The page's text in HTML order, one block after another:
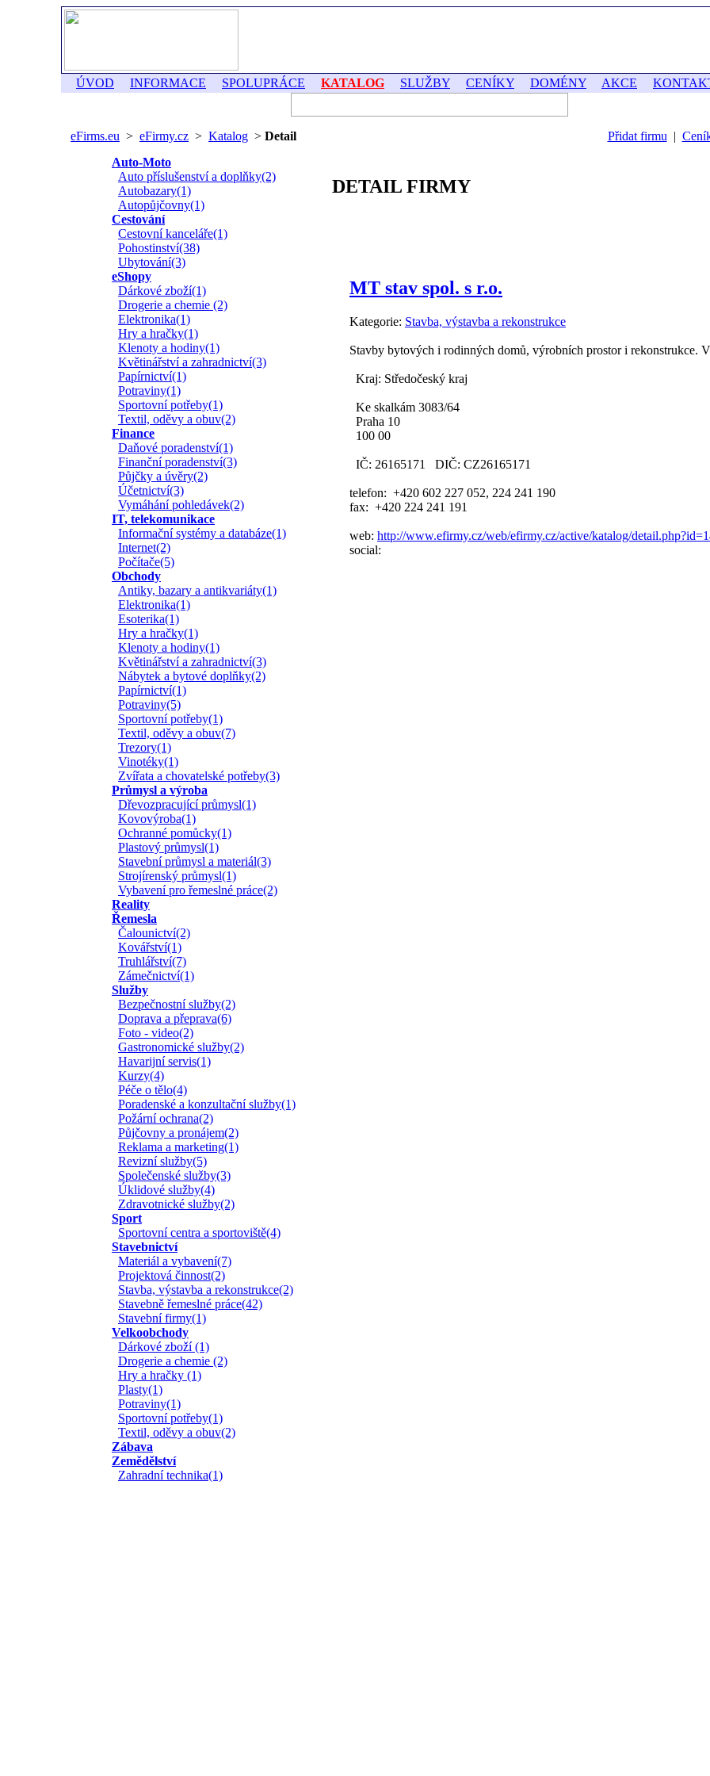
ÚVOD INFORMACE SPOLUPRÁCE KATALOG SLUŽBY CENÍKY DOMÉNY AKCE
eFirms.eu > eFirmy.cz > Katalog > Detail Přidat firmu |
Auto-Moto
Auto příslušenství a doplňky(2)
Autobazary(1)
Autopůjčovny(1)
Cestování
Cestovní kanceláře(1)
Pohostinství(38)
Ubytování(3)
eShopy
Dárkové zboží(1)
Drogerie a chemie (2)
Elektronika(1)
Hry a hračky(1)
Klenoty a hodiny(1)
Květinářství a zahradnictví(3)
Papírnictví(1)
Potraviny(1)
Sportovní potřeby(1)
Textil, oděvy a obuv(2)
Finance
Daňové poradenství(1)
Finanční poradenství(3)
Půjčky a úvěry(2)
Účetnictví(3)
Vymáhání pohledávek(2)
IT, telekomunikace
Informační systémy a databáze(1)
Internet(2)
Počítače(5)
Obchody
Antiky, bazary a antikvariáty(1)
Elektronika(1)
Esoterika(1)
Hry a hračky(1)
Klenoty a hodiny(1)
Květinářství a zahradnictví(3)
Nábytek a bytové doplňky(2)
Papírnictví(1)
Potraviny(5)
Sportovní potřeby(1)
Textil, oděvy a obuv(7)
Trezory(1)
Vinotéky(1)
Zvířata a chovatelské potřeby(3)
Průmysl a výroba
Dřevozpracující průmysl(1)
Kovovýroba(1)
Ochranné pomůcky(1)
Plastový průmysl(1)
Stavební průmysl a materiál(3)
Strojírenský průmysl(1)
Vybavení pro řemeslné práce(2)
Reality
Řemesla
Čalounictví(2)
Kovářství(1)
Truhlářství(7)
Zámečnictví(1)
Služby
Bezpečnostní služby(2)
Doprava a přeprava(6)
Foto - video(2)
Gastronomické služby(2)
Havarijní servis(1)
Kurzy(4)
Péče o tělo(4)
Poradenské a konzultační služby(1)
Požární ochrana(2)
Půjčovny a pronájem(2)
Reklama a marketing(1)
Revizní služby(5)
Společenské služby(3)
Úklidové služby(4)
Zdravotnické služby(2)
Sport
Sportovní centra a sportoviště(4)
Stavebnictví
Materiál a vybavení(7)
Projektová činnost(2)
Stavba, výstavba a rekonstrukce(2)
Stavebně řemeslné práce(42)
Stavební firmy(1)
Velkoobchody
Dárkové zboží (1)
Drogerie a chemie (2)
Hry a hračky (1)
Plasty(1)
Potraviny(1)
Sportovní potřeby(1)
Textil, oděvy a obuv(2)
Zábava
Zemědělství
Zahradní technika(1)
DETAIL FIRMY
MT stav spol. s r.o.
Kategorie: Stavba, výstavba a rekonstrukce
Stavby bytových i rodinných domů, výrobních prostor i rekonstrukce.
Kraj: Středočeský kraj
Ke skalkám 3083/64
Praha 10
100 00
IČ: 26165171 DIČ: CZ26165171
telefon: +420 602 227 052, 224 241 190
fax: +420 224 241 191
web: http://www.efirmy.cz/web/efirmy.cz/active/katalog/
social: